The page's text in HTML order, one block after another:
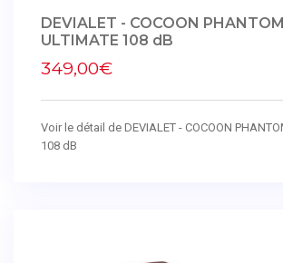
DEVIALET - COCOON PHANTOM
ULTIMATE 108 dB
349,00€
Voir le détail de DEVIALET - COCOON
108 dB